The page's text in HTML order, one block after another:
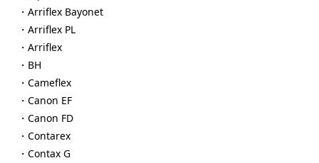
・Arriflex Bayonet
・Arriflex PL
・Arriflex
・BH
・Cameflex
・Canon EF
・Canon FD
・Contarex
・Contax G